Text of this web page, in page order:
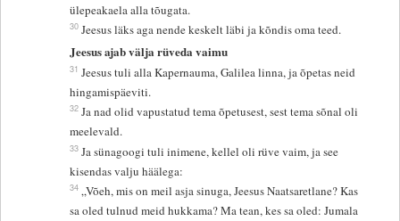
ülepeakaela alla tõugata.
30 Jeesus läks aga nende keskelt läbi ja kõndis oma teed.
Jeesus ajab välja rüveda vaimu
31 Jeesus tuli alla Kapernauma, Galilea linna, ja õpetas neid
hingamispäeviti.
32 Ja nad olid vapustatud tema õpetusest, sest tema sõnal oli
meelevald.
33 Ja sünagoogi tuli inimene, kellel oli rüve vaim, ja see
kisendas valju häälega:
34 „Võeh, mis on meil asja sinuga, Jeesus Naatsaretlane? Kas
sa oled tulnud meid hukkama? Ma tean, kes sa oled: Jumala